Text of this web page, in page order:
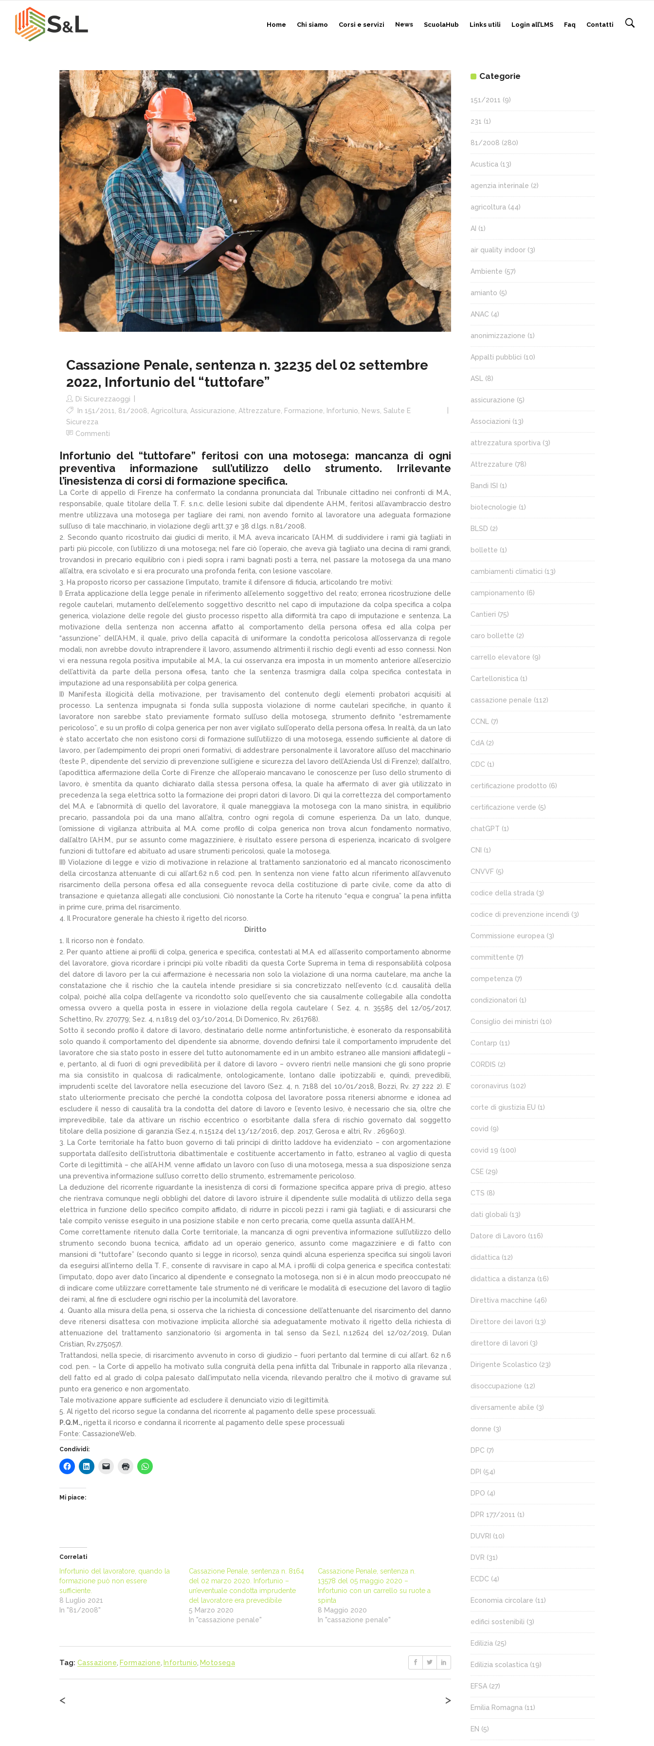
Home Chi siamo Corsi e servizi News ScuolaHub Links utili Login all’LMS Faq Contatti
Cassazione Penale, sentenza n. 32235 del 02 settembre
2022, Infortunio del “tuttofare”
Di Sicurezzaoggi
In 151/2011 81/2008 Agricoltura Assicurazione Attrezzature Formazione Infortunio News Salute E
Sicurezza
Commenti
Infortunio del “tuttofare” feritosi con una motosega: mancanza di ogni
preventiva informazione sull’utilizzo dello strumento. Irrilevante
l’inesistenza di corsi di formazione specifica.
La Corte di appello di Firenze ha confermato la condanna pronunciata dal Tribunale cittadino nei confronti di M.A.,
responsabile, quale titolare della T. F. s.n.c. delle lesioni subite dal dipendente A.H.M., feritosi all’avambraccio destro
mentre utilizzava una motosega per tagliare dei rami, non avendo fornito al lavoratore una adeguata formazione
sull’uso di tale macchinario, in violazione degli artt.37 e 38 d.lgs. n.81/2008.
2. Secondo quanto ricostruito dai giudici di merito, il M.A. aveva incaricato l’A.H.M. di suddividere i rami già tagliati in
parti più piccole, con l’utilizzo di una motosega; nel fare ciò l’operaio, che aveva già tagliato una decina di rami grandi,
trovandosi in precario equilibrio con i piedi sopra i rami bagnati posti a terra, nel passare la motosega da una mano
all’altra, era scivolato e si era procurato una profonda ferita, con lesione vascolare.
3. Ha proposto ricorso per cassazione l’imputato, tramite il difensore di fiducia, articolando tre motivi:
I) Errata applicazione della legge penale in riferimento all’elemento soggettivo del reato; erronea ricostruzione delle
regole cautelari, mutamento dell’elemento soggettivo descritto nel capo di imputazione da colpa specifica a colpa
generica, violazione delle regole del giusto processo rispetto alla difformità tra capo di imputazione e sentenza. La
motivazione della sentenza non accenna affatto al comportamento della persona offesa ed alla colpa per
“assunzione” dell’A.H.M., il quale, privo della capacità di uniformare la condotta pericolosa all’osservanza di regole
modali, non avrebbe dovuto intraprendere il lavoro, assumendo altrimenti il rischio degli eventi ad esso connessi. Non
vi era nessuna regola positiva imputabile al M.A., la cui osservanza era imposta in un momento anteriore all’esercizio
dell’attività da parte della persona offesa, tanto che la sentenza trasmigra dalla colpa specifica contestata in
imputazione ad una responsabilità per colpa generica.
II) Manifesta illogicità della motivazione, per travisamento del contenuto degli elementi probatori acquisiti al
processo. La sentenza impugnata si fonda sulla supposta violazione di norme cautelari specifiche, in quanto il
lavoratore non sarebbe stato previamente formato sull’uso della motosega, strumento definito “estremamente
pericoloso”, e su un profilo di colpa generica per non aver vigilato sull’operato della persona offesa. In realtà, da un lato
è stato accertato che non esistono corsi di formazione sull’utilizzo di una motosega, essendo sufficiente al datore di
lavoro, per l’adempimento dei propri oneri formativi, di addestrare personalmente il lavoratore all’uso del macchinario
(teste P., dipendente del servizio di prevenzione sull’igiene e sicurezza del lavoro dell’Azienda Usl di Firenze); dall’altro,
l’apodittica affermazione della Corte di Firenze che all’operaio mancavano le conoscenze per l’uso dello strumento di
lavoro, è smentita da quanto dichiarato dalla stessa persona offesa, la quale ha affermato di aver già utilizzato in
precedenza la sega elettrica sotto la formazione dei propri datori di lavoro. Di qui la correttezza del comportamento
del M.A. e l’abnormità di quello del lavoratore, il quale maneggiava la motosega con la mano sinistra, in equilibrio
precario, passandola poi da una mano all’altra, contro ogni regola di comune esperienza. Da un lato, dunque,
l’omissione di vigilanza attribuita al M.A. come profilo di colpa generica non trova alcun fondamento normativo,
dall’altro l’A.H.M., pur se assunto come magazziniere, è risultato essere persona di esperienza, incaricato di svolgere
funzioni di tuttofare ed abituato ad usare strumenti pericolosi, quale la motosega.
III) Violazione di legge e vizio di motivazione in relazione al trattamento sanzionatorio ed al mancato riconoscimento
della circostanza attenuante di cui all’art.62 n.6 cod. pen. In sentenza non viene fatto alcun riferimento all’avvenuto
risarcimento della persona offesa ed alla conseguente revoca della costituzione di parte civile, come da atto di
transazione e quietanza allegati alle conclusioni. Ciò nonostante la Corte ha ritenuto “equa e congrua” la pena inflitta
in prime cure, prima del risarcimento.
4. Il Procuratore generale ha chiesto il rigetto del ricorso.
Diritto
1. Il ricorso non è fondato.
2. Per quanto attiene ai profili di colpa, generica e specifica, contestati al M.A. ed all’asserito comportamento abnorme
del lavoratore, giova ricordare i principi più volte ribaditi da questa Corte Suprema in tema di responsabilità colposa
del datore di lavoro per la cui affermazione è necessaria non solo la violazione di una norma cautelare, ma anche la
constatazione che il rischio che la cautela intende presidiare si sia concretizzato nell’evento (c.d. causalità della
colpa), poiché alla colpa dell’agente va ricondotto solo quell’evento che sia causalmente collegabile alla condotta
omessa ovvero a quella posta in essere in violazione della regola cautelare ( Sez. 4, n. 35585 del 12/05/2017,
Schettino, Rv. 270779; Sez. 4, n.1819 del 03/10/2014, Di Domenico, Rv. 261768).
Sotto il secondo profilo il datore di lavoro, destinatario delle norme antinfortunistiche, è esonerato da responsabilità
solo quando il comportamento del dipendente sia abnorme, dovendo definirsi tale il comportamento imprudente del
lavoratore che sia stato posto in essere del tutto autonomamente ed in un ambito estraneo alle mansioni affidategli –
e, pertanto, al di fuori di ogni prevedibilità per il datore di lavoro – ovvero rientri nelle mansioni che gli sono proprie
ma sia consistito in qualcosa di radicalmente, ontologicamente, lontano dalle ipotizzabili e, quindi, prevedibili,
imprudenti scelte del lavoratore nella esecuzione del lavoro (Sez. 4, n. 7188 del 10/01/2018, Bozzi, Rv. 27 222 2). E’
stato ulteriormente precisato che perché la condotta colposa del lavoratore possa ritenersi abnorme e idonea ad
escludere il nesso di causalità tra la condotta del datore di lavoro e l’evento lesivo, è necessario che sia, oltre che
imprevedibile, tale da attivare un rischio eccentrico o esorbitante dalla sfera di rischio governato dal soggetto
titolare della posizione di garanzia (Sez.4, n.15124 del 13/12/2016, dep. 2017, Gerosa e altri, Rv . 269603).
3. La Corte territoriale ha fatto buon governo di tali principi di diritto laddove ha evidenziato – con argomentazione
supportata dall’esito dell’istruttoria dibattimentale e costituente accertamento in fatto, estraneo al vaglio di questa
Corte di legittimità – che all’A.H.M. venne affidato un lavoro con l’uso di una motosega, messa a sua disposizione senza
una preventiva informazione sull’uso corretto dello strumento, estremamente pericoloso.
La deduzione del ricorrente riguardante la inesistenza di corsi di formazione specifica appare priva di pregio, atteso
che rientrava comunque negli obblighi del datore di lavoro istruire il dipendente sulle modalità di utilizzo della sega
elettrica in funzione dello specifico compito affidato, di ridurre in piccoli pezzi i rami già tagliati, e di assicurarsi che
tale compito venisse eseguito in una posizione stabile e non certo precaria, come quella assunta dall’A.H.M..
Come correttamente ritenuto dalla Corte territoriale, la mancanza di ogni preventiva informazione sull’utilizzo dello
strumento secondo buona tecnica, affidato ad un operaio generico, assunto come magazziniere e di fatto con
mansioni di “tuttofare” (secondo quanto si legge in ricorso), senza quindi alcuna esperienza specifica sui singoli lavori
da eseguirsi all’interno della T. F., consente di ravvisare in capo al M.A. i profili di colpa generica e specifica contestati:
l’imputato, dopo aver dato l’incarico al dipendente e consegnato la motosega, non si è in alcun modo preoccupato né
di indicare come utilizzare correttamente tale strumento né di verificare le modalità di esecuzione del lavoro di taglio
dei rami, al fine di escludere ogni rischio per la incolumità del lavoratore.
4. Quanto alla misura della pena, si osserva che la richiesta di concessione dell’attenuante del risarcimento del danno
deve ritenersi disattesa con motivazione implicita allorché sia adeguatamente motivato il rigetto della richiesta di
attenuazione del trattamento sanzionatorio (si argomenta in tal senso da Sez.l, n.12624 del 12/02/2019, Dulan
Cristian, Rv.275057).
Trattandosi, nella specie, di risarcimento avvenuto in corso di giudizio – fuori pertanto dal termine di cui all’art. 62 n.6
cod. pen. – la Corte di appello ha motivato sulla congruità della pena inflitta dal Tribunale in rapporto alla rilevanza ,
delI fatto ed al grado di colpa palesato dall’imputato nella vicenda, rilevando peraltro che il motivo di gravame sul
punto era generico e non argomentato.
Tale motivazione appare sufficiente ad escludere il denunciato vizio di legittimità.
5. Al rigetto del ricorso segue la condanna del ricorrente al pagamento delle spese processuali.
P.Q.M., rigetta il ricorso e condanna il ricorrente al pagamento delle spese processuali
Fonte: CassazioneWeb.
Condividi:
Mi piace:
Correlati
Infortunio del lavoratore, quando la
formazione può non essere
sufficiente.
8 Luglio 2021
In "81/2008"
Cassazione Penale, sentenza n. 8164
del 02 marzo 2020. Infortunio –
un’eventuale condotta imprudente
del lavoratore era prevedibile
5 Marzo 2020
In "cassazione penale"
Cassazione Penale, sentenza n.
13578 del 05 maggio 2020 –
Infortunio con un carrello su ruote a
spinta
8 Maggio 2020
In "cassazione penale"
Tag: Cassazione Formazione Infortunio Motosega
< >
Categorie
151/2011 (9)
231 (1)
81/2008 (280)
Acustica (13)
agenzia interinale (2)
agricoltura (44)
AI (1)
air quality indoor (3)
Ambiente (57)
amianto (5)
ANAC (4)
anonimizzazione (1)
Appalti pubblici (10)
ASL (8)
assicurazione (5)
Associazioni (13)
attrezzatura sportiva (3)
Attrezzature (78)
Bandi ISI (1)
biotecnologie (1)
BLSD (2)
bollette (1)
cambiamenti climatici (13)
campionamento (6)
Cantieri (75)
caro bollette (2)
carrello elevatore (9)
Cartellonistica (1)
cassazione penale (112)
CCNL (7)
CdA (2)
CDC (1)
certificazione prodotto (6)
certificazione verde (5)
chatGPT (1)
CNI (1)
CNVVF (5)
codice della strada (3)
codice di prevenzione incendi (3)
Commissione europea (3)
committente (7)
competenza (7)
condizionatori (1)
Consiglio dei ministri (10)
Contarp (11)
CORDIS (2)
coronavirus (102)
corte di giustizia EU (1)
covid (9)
covid 19 (100)
CSE (29)
CTS (8)
dati globali (13)
Datore di Lavoro (116)
didattica (12)
didattica a distanza (16)
Direttiva macchine (46)
Direttore dei lavori (13)
direttore di lavori (3)
Dirigente Scolastico (23)
disoccupazione (12)
diversamente abile (3)
donne (3)
DPC (7)
DPI (54)
DPO (4)
DPR 177/2011 (1)
DUVRI (10)
DVR (31)
ECDC (4)
Economia circolare (11)
edifici sostenibili (3)
Edilizia (25)
Edilizia scolastica (19)
EFSA (27)
Emilia Romagna (11)
EN (5)